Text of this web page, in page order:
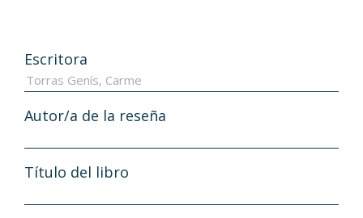
Escritora
Autor/a de la reseña
Título del libro